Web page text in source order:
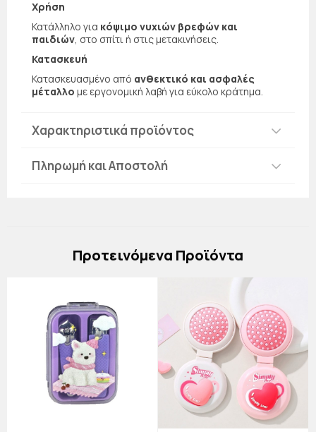
Χρήση
Κατάλληλο για κόψιμο νυχιών βρεφών και
παιδιών, στο σπίτι ή στις μετακινήσεις.
Κατασκευή
Κατασκευασμένο από ανθεκτικό και ασφαλές
μέταλλο με εργονομική λαβή για εύκολο κράτημα.
Χαρακτηριστικά προϊόντος
Πληρωμή και Αποστολή
Πρoτεινόμενα Προϊόντα